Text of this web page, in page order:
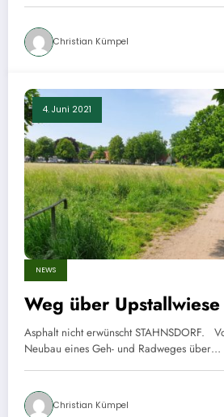
Christian Kümpel
4. Juni 2021
NEWS
Weg über
Asphalt nicht erwünscht STAHNSDORF.
Neubau eines Geh- und Radweges über…
Christian Kümpel